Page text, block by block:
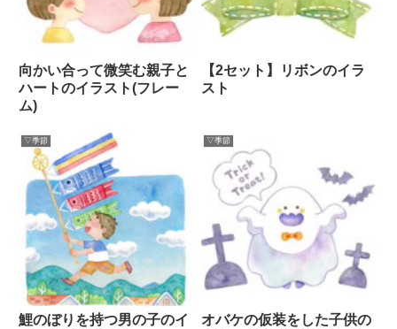
向かい合って微笑む親子と
ハートのイラスト(フレー
ム)
【2セット】リボンのイラ
スト
▽季節
鯉のぼりを持つ男の子のイ
▽季節
オバケの仮装をした子供の